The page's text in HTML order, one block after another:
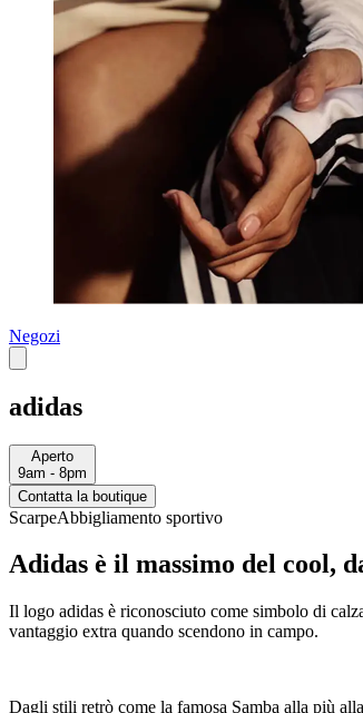
Negozi
adidas
Aperto
9am - 8pm
Contatta la boutique
ScarpeAbbigliamento sportivo
Adidas è il massimo del cool,
Il logo adidas è riconosciuto come simbolo di
vantaggio extra quando scendono in campo.
Dagli stili retrò come la famosa Samba alla più